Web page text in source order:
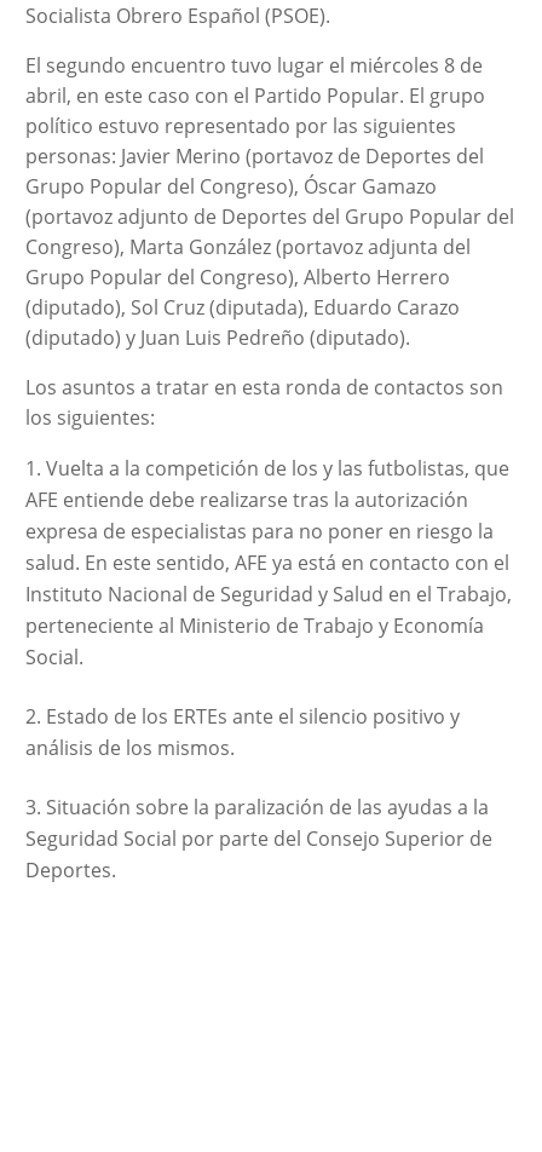
Socialista Obrero Español (PSOE).
El segundo encuentro tuvo lugar el miércoles 8 de
abril, en este caso con el Partido Popular. El grupo
político estuvo representado por las siguientes
personas: Javier Merino (portavoz de Deportes del
Grupo Popular del Congreso), Óscar Gamazo
(portavoz adjunto de Deportes del Grupo Popular del
Congreso), Marta González (portavoz adjunta del
Grupo Popular del Congreso), Alberto Herrero
(diputado), Sol Cruz (diputada), Eduardo Carazo
(diputado) y Juan Luis Pedreño (diputado).
Los asuntos a tratar en esta ronda de contactos son
los siguientes:
Vuelta a la competición de los y las futbolistas, que
AFE entiende debe realizarse tras la autorización
expresa de especialistas para no poner en riesgo la
salud. En este sentido, AFE ya está en contacto con el
Instituto Nacional de Seguridad y Salud en el Trabajo,
perteneciente al Ministerio de Trabajo y Economía
Social.
Estado de los ERTEs ante el silencio positivo y
análisis de los mismos.
Situación sobre la paralización de las ayudas a la
Seguridad Social por parte del Consejo Superior de
Deportes.